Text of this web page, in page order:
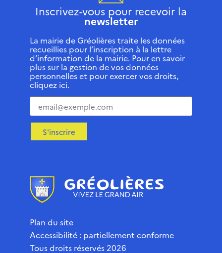
Inscrivez-vous pour recevoir la
newsletter
La mairie de Gréolières traite les données
recueillies pour l’inscription à la lettre
d’information de la mairie. Pour en savoir
plus sur la gestion de vos données
personnelles et pour exercer vos droits,
cliquez ici.
S'inscrire
Plan du site
Accessibilité : partiellement conforme
Tous droits réservés 2026